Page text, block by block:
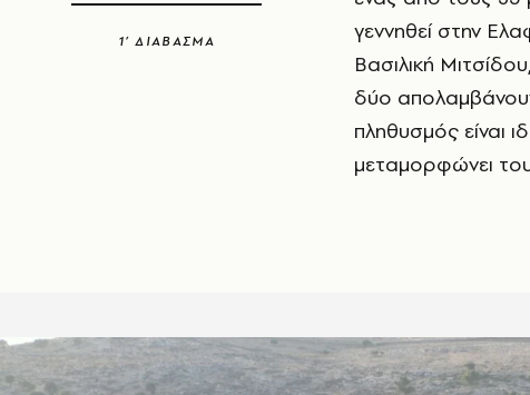
1’ ΔΙΑΒΑΣΜΑ
γεννηθεί στην
Βασιλική
δύο
πληθυσμός είναι
μεταμορφώνει